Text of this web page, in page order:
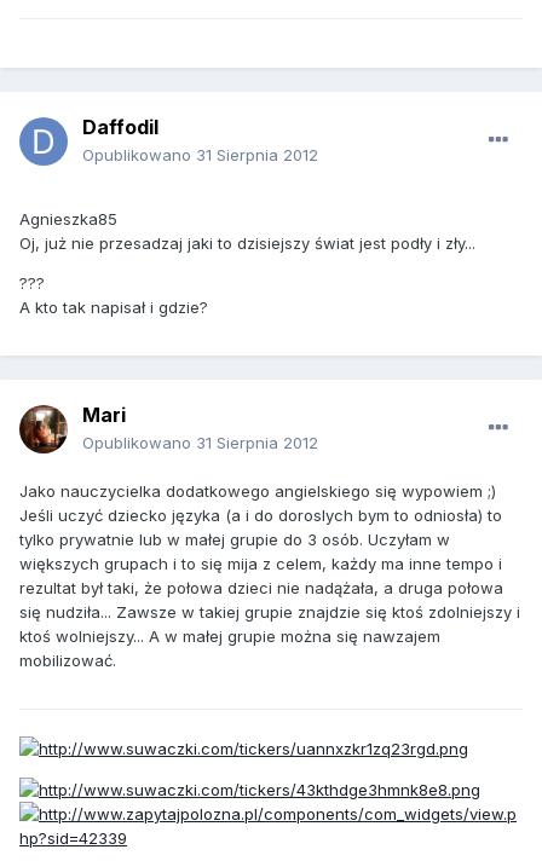
Daffodil
Opublikowano 31 Sierpnia 2012
Agnieszka85
Oj, już nie przesadzaj jaki to dzisiejszy świat jest podły i zły...
???
A kto tak napisał i gdzie?
Mari
Opublikowano 31 Sierpnia 2012
Jako nauczycielka dodatkowego angielskiego się wypowiem ;)
Jeśli uczyć dziecko języka (a i do doroslych bym to odniosła) to
tylko prywatnie lub w małej grupie do 3 osób. Uczyłam w
większych grupach i to się mija z celem, każdy ma inne tempo i
rezultat był taki, że połowa dzieci nie nadążała, a druga połowa
się nudziła... Zawsze w takiej grupie znajdzie się ktoś zdolniejszy i
ktoś wolniejszy... A w małej grupie można się nawzajem
mobilizować.